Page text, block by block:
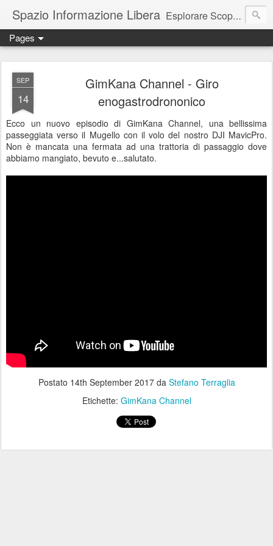
Spazio Informazione Libera Esplorare Scoprire Creare
Escursioni, viaggi, arte, tecnologia, attualità
Pages
SEP
14
GimKana Channel - Giro
enogastrodrononico
Ecco un nuovo episodio di GimKana Channel, una bellissima
passeggiata verso il Mugello con il volo del nostro DJI MavicPro.
Non è mancata una fermata ad una trattoria di passaggio dove
abbiamo mangiato, bevuto e...salutato.
Postato 14th September 2017da Stefano Terraglia
Etichette: GimKana Channel